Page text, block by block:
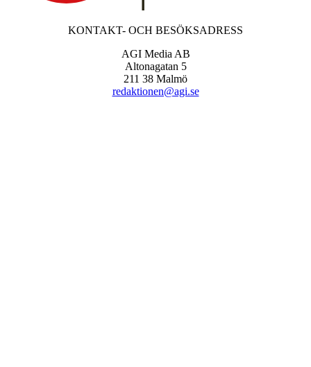
KONTAKT- OCH BESÖKSADRESS
AGI Media AB
Altonagatan 5
211 38 Malmö
redaktionen@agi.se